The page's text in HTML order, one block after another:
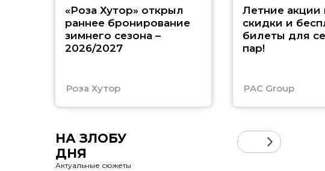
«Роза Хутор» открыл
раннее бронирование
зимнего сезона –
2026/2027
Роза Хутор
Летние акции
скидки и
билеты для
пар!
PAC Group
НА ЗЛОБУ
ДНЯ
Актуальные сюжеты